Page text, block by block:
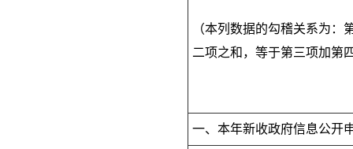
（本列数据的勾稽关系为：
二项之和 ， 等于第三项加第
一、本年新收政府信息公开